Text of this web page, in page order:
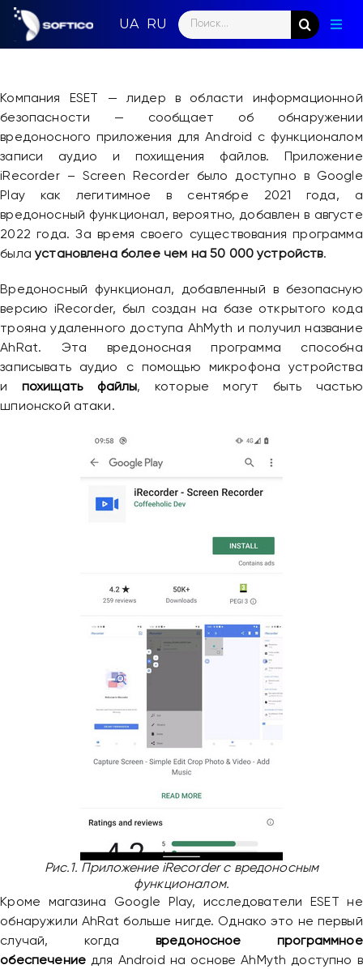
Skip
content
Search
for:
Компания ESET — лидер в области информационной
безопасности — сообщает об обнаружении
вредоносного приложения для Android с функционалом
записи аудио и похищения файлов. Приложение
iRecorder – Screen Recorder было доступно в Google
Play как легитимное в сентябре 2021 года, а
вредоносный функционал, вероятно, добавлен в августе
2022 года. За время своего существования программа
былаустановлена более чем на 50 000 устройств.
Вредоносный функционал, добавленный в безопасную
версию iRecorder, был создан на базе открытого кода
трояна удаленного доступа AhMyth и получил название
AhRat. Эта вредоносная программа способна
записывать аудио с помощью микрофона устройства
и похищать файлы, которые могут быть частью
шпионской атаки.
Рис.1. Приложение iRecorder с вредоносным
функционалом.
Кроме магазина Google Play, исследователи ESET не
обнаружили AhRat больше нигде. Однако это не первый
случай, когда вредоносное программное
обеспечение для Android на основе AhMyth доступно в